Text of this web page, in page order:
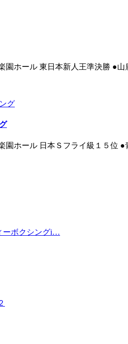
楽園ホール 東日本新人王準決
楽園ホール 日本Ｓフライ級１
ーボクシングi…